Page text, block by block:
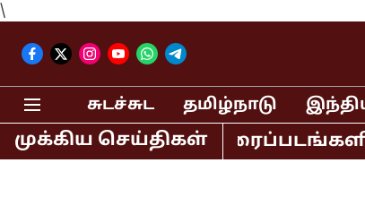
\
சுடச்சுட தமிழ்நாடு
முக்கிய செய்திகள்
உள்ளிட்ட திரைப்படங்களில்